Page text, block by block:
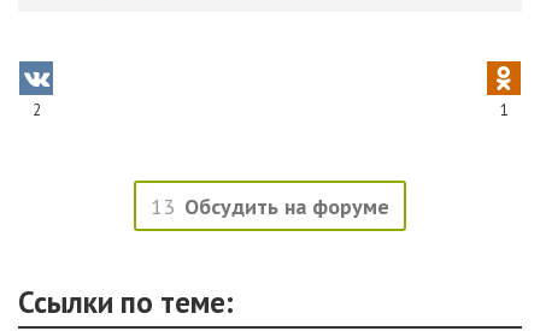
2 1
13 Обсудить на форуме
Ссылки по теме: